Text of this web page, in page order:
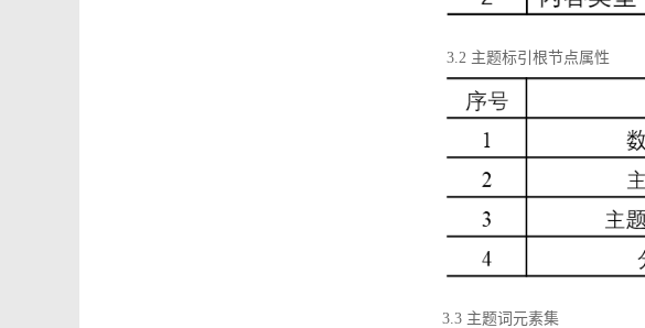
3.2 主题标引根节点属性
3.3 主题词元素集